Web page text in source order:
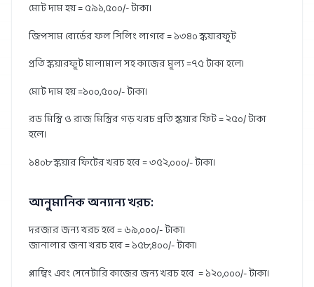
মোট দাম হয় = ৫৯১,৫০০/- টাকা।
জিপসাম বোর্ডের ফল সিলিং লাগবে = ১৩৪০ স্কয়ারফুট
প্রতি স্কয়ারফুট মালামাল সহ কাজের মুল্য =৭৫ টাকা হলে।
মোট দাম হয় =১০০,৫০০/- টাকা।
রড মিস্ত্রি ও রাজ মিস্ত্রির গড় খরচ প্রতি স্কয়ার ফিট = ২৫০/ টাকা
হলে।
১৪০৮ স্কয়ার ফিটের খরচ হবে = ৩৫২,০০০/- টাকা।
আনুমানিক অন্যান্য খরচ:
দরজার জন্য খরচ হবে = ৬৯,০০০/- টাকা।
জানালার জন্য খরচ হবে = ১৫৮,৪০০/- টাকা।
প্লাম্বিং এবং সেনেটারি কাজের জন্য খরচ হবে = ১২০,০০০/- টাকা।